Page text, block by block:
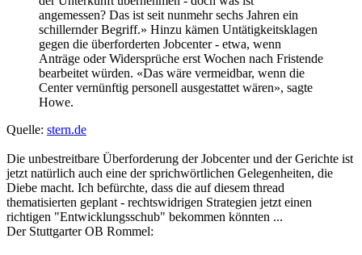
AlexRE
Administrator
Beiträge: 29382
Registriert:16.12.2008, 16:24
Kontaktdaten:
Kontaktdaten von AlexRE
Website
CDU und Rechtsstaatsprinzip
Zitieren
Beitrag vonAlexRE»03.01.2011, 19:00
Deutschland hat wegen überlanger Gerichtsverfahren Probleme mit
dem EuGHMR: